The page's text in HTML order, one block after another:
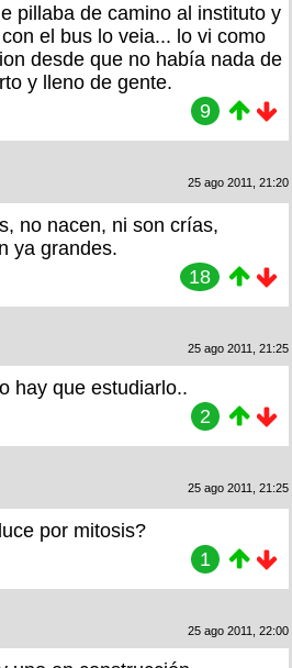
pillaba de camino al instituto y
el bus lo veia... lo vi como
desde que no había nada de
y lleno de gente.
9
25 ago 2011, 21:20
no nacen, ni son crías,
ya grandes.
18
25 ago 2011, 21:25
hay que estudiarlo..
2
25 ago 2011, 21:25
por mitosis?
1
25 ago 2011, 22:00